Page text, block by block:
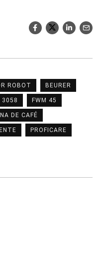
ROBOT BEURER
3058 FWM 45
DE CAFÉ
PROFICARE